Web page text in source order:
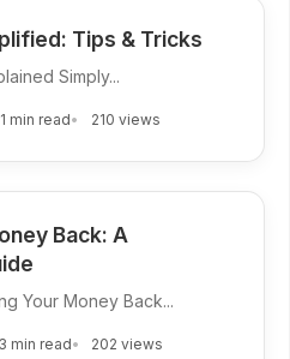
Tips & Tricks
Simply...
1 min read 210 views
Back: A
Your Money Back...
3 min read 202 views